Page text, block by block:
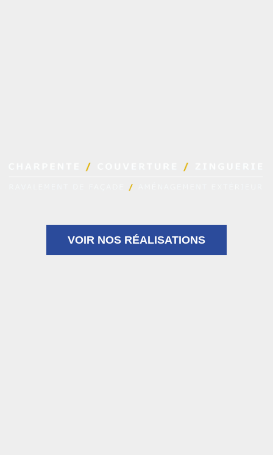
VOIR NOS RÉALISATIONS